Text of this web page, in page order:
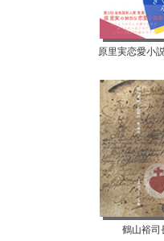
原里実恋愛小
鶴山裕司